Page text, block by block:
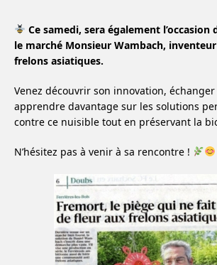
Ce samedi, sera également
le marché Monsieur Wambach, inventeur
frelons asiatiques.
Venez découvrir son innovation,
apprendre davantage sur les solutions
contre ce nuisible tout en préservant la
N’hésitez pas à venir à sa rencontre !